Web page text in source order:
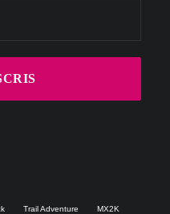
Trail Adventure MX2K